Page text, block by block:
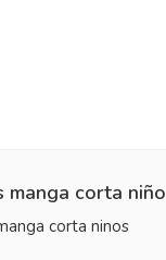
manga corta niño